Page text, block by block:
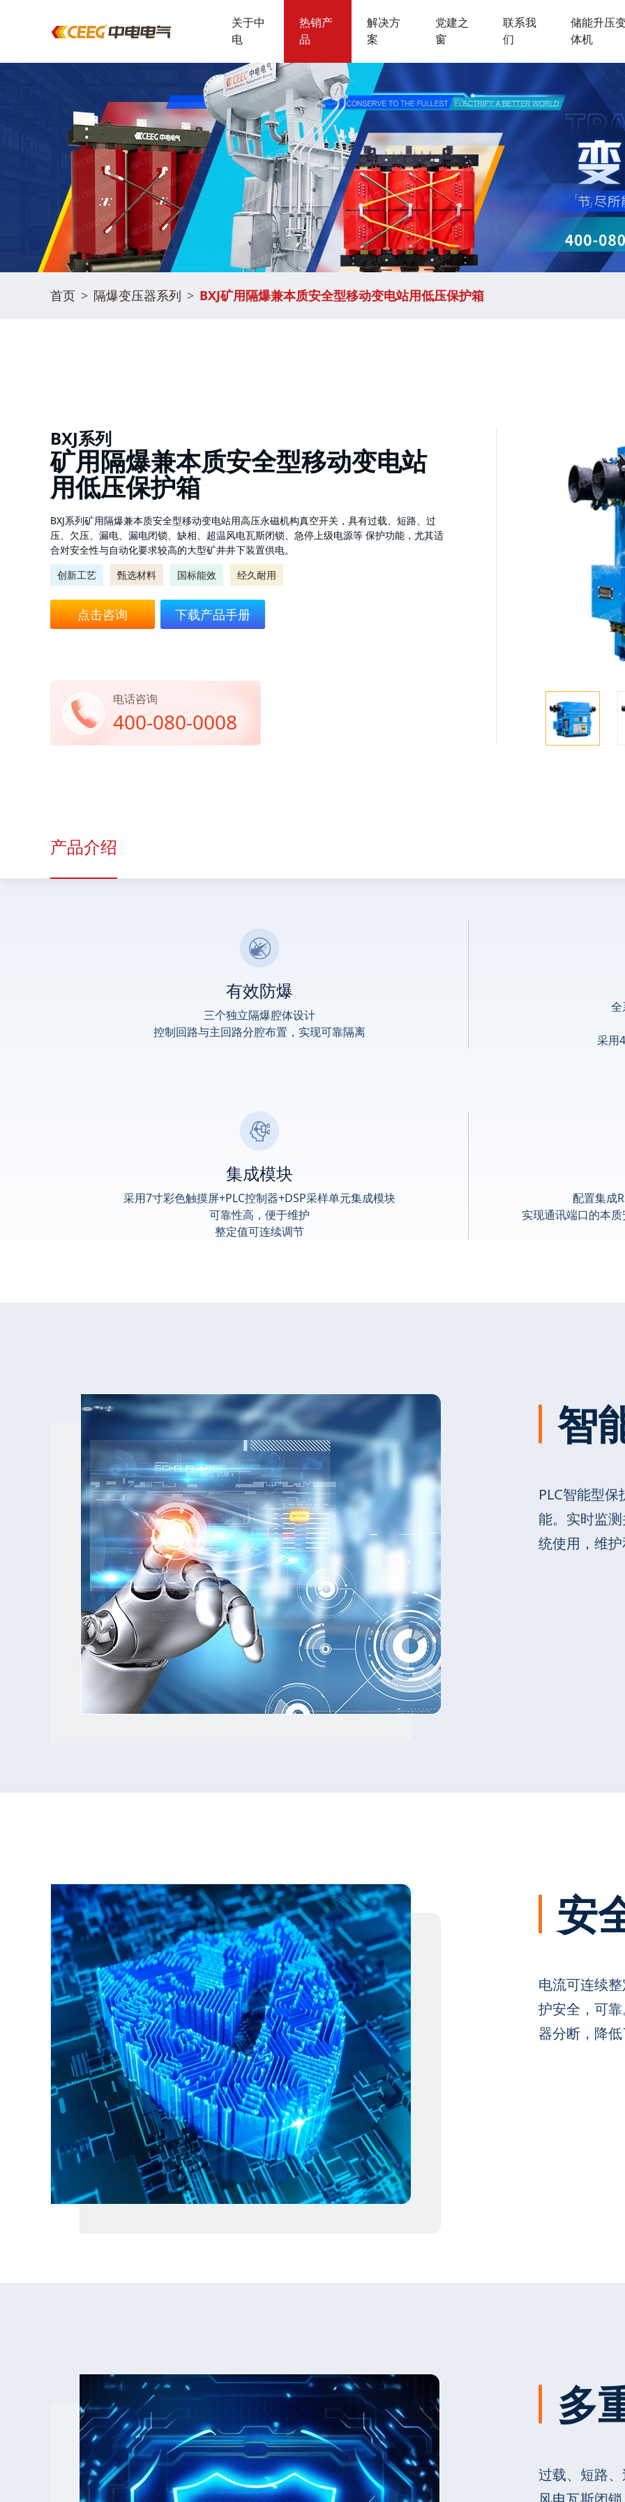
关于中
电
中电简介
中电概况
中电荣誉
发展历程
数说中电
合作伙伴
中电项目
全球足迹
经典项目
中电文化
企业文化
社会责任
加入中电
热销产
品
变压器
干式变压器系列
油浸式变压器系列
箱式变电站系列
隔爆变压器系列
开关柜系列
智能一体化电源
一体化电力模组电靓毕方
储能系统
工商业储能系统
户用储能系统
集装箱储能系统
储能电池
电力物联网
智能硬件
解决方
案
数算中心 轨道交通 煤矿矿山
闪充基建 储能行业 能源石化
制氢行业 公路隧桥 公共建筑
党建之
窗
联系我
们
储能升压
体机
首页 隔爆变压器系列 BXJ矿用隔爆兼本质安全型移动变电站用低压保护箱
BXJ系列
矿用隔爆兼本质安全型移动变电站
用低压保护箱
BXJ系列矿用隔爆兼本质安全型移动变电站用高压永磁机构真空开关，具有过载、短路、过
压、欠压、漏电、漏电闭锁、缺相、超温风电瓦斯闭锁、急停上级电源等 保护功能，尤其适
合对安全性与自动化要求较高的大型矿井井下装置供电。
创新工艺
甄选材料 国标能效 经久耐用
点击咨询 下载产品手册
电话咨询
400-080-0008
产品介绍
有效防爆
三个独立隔爆腔体设计
控制回路与主回路分腔布置，实现可靠隔离
全
采用
集成模块
采用7寸彩色触摸屏+PLC控制器+DSP采样单元集成模块
可靠性高，便于维护
整定值可连续调节
配置集成
实现通讯端口的本
智
PLC智能型
能。实时监
统使用，维
安
电流可连续
护安全，可
器分断，降
多
过载、短路